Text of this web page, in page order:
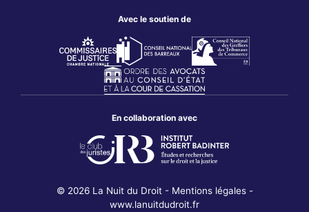
Avec le soutien de
En collaboration avec
© 2026 La Nuit du Droit - Mentions légales -
www.lanuitdudroit.fr